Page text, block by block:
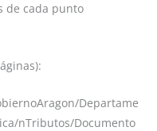
de cada punto
Departame
nTributos/Documento